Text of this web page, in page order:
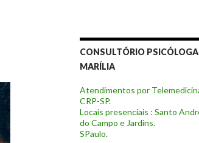
CONSULTÓRIO
MARÍLIA
Atendimentos por
CRP-SP.
Locais presenciais : Santo
do Campo e Jardins.
SPaulo.